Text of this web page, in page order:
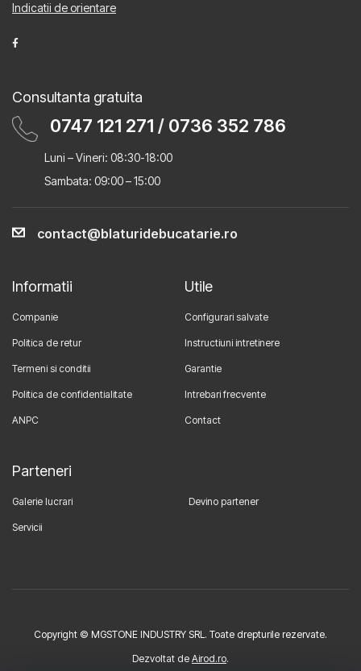
Indicatii de orientare
Consultanta gratuita
0747 121 271 / 0736 352 786
Luni – Vineri: 08:30-18:00
Sambata: 09:00 – 15:00
contact@blaturidebucatarie.ro
Informatii
Companie
Politica de retur
Termeni si conditii
Politica de confidentialitate
ANPC
Utile
Configurari salvate
Instructiuni intretinere
Garantie
Intrebari frecvente
Contact
Parteneri
Galerie lucrari Devino partener
Servicii
Copyright © MGSTONE INDUSTRY SRL. Toate drepturile rezervate.
Dezvoltat de Airod.ro.